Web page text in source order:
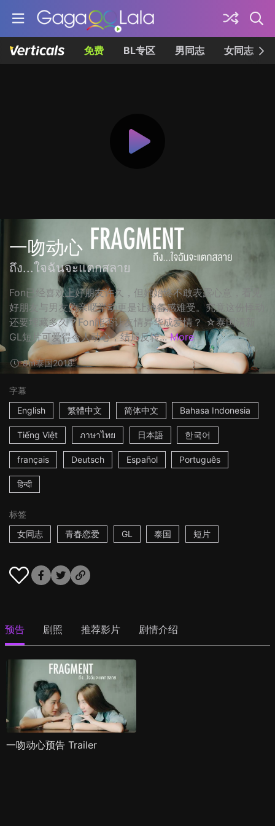
免费 BL专区 男同志 女同志
一吻动心
ถึง...ใจฉันจะแตกสลาย
Fon已经喜欢上好朋友许久，但她始终不敢表露心意，看见
好朋友与男友的亲暱举动更是让她备感难受。究竟这份悸动
还要埋藏多久？Fon能否让友情昇华成爱情？ ☆泰国清新
GL短片可爱得令人动心，结局反转... More
8m泰国2018
字幕
English
繁體中文 简体中文 Bahasa Indonesia
Tiếng Việt ภาษาไทย 日本語 한국어
français Deutsch Español Português
हिन्दी
标签
女同志
青春恋爱 GL 泰国 短片
预告 剧照 推荐影片 剧情介绍
一吻动心预告 Trailer